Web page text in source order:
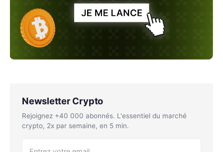
Newsletter Crypto
Rejoignez +40 000 abonnés. L'essentiel du marché
crypto, 2x par semaine, en 5 min.